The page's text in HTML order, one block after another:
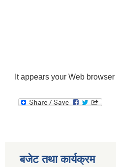
It appears your Web
बजेट तथा कार्यक्रम